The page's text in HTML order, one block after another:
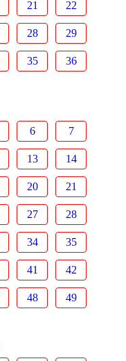
21 22
28 29
35 36
6 7
13 14
20 21
27 28
34 35
41 42
48 49